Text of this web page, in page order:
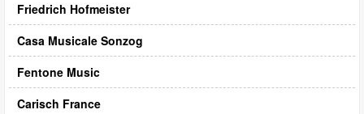
Friedrich Hofmeister
Casa Musicale Sonzog
Fentone Music
Carisch France